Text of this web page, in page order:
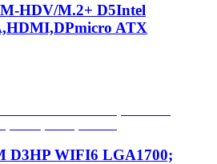
HDV/M.2+ D5Intel
ATX
D3HP WIFI6 LGA1700;